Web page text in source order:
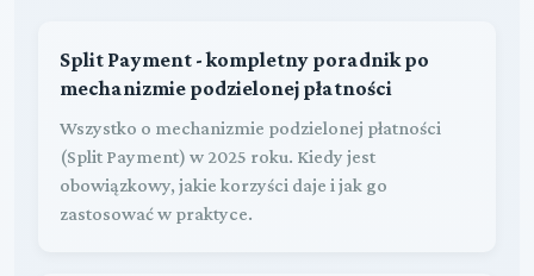
Split Payment - kompletny poradnik po
mechanizmie podzielonej płatności
Wszystko o mechanizmie podzielonej płatności
(Split Payment) w 2025 roku. Kiedy jest
obowiązkowy, jakie korzyści daje i jak go
zastosować w praktyce.